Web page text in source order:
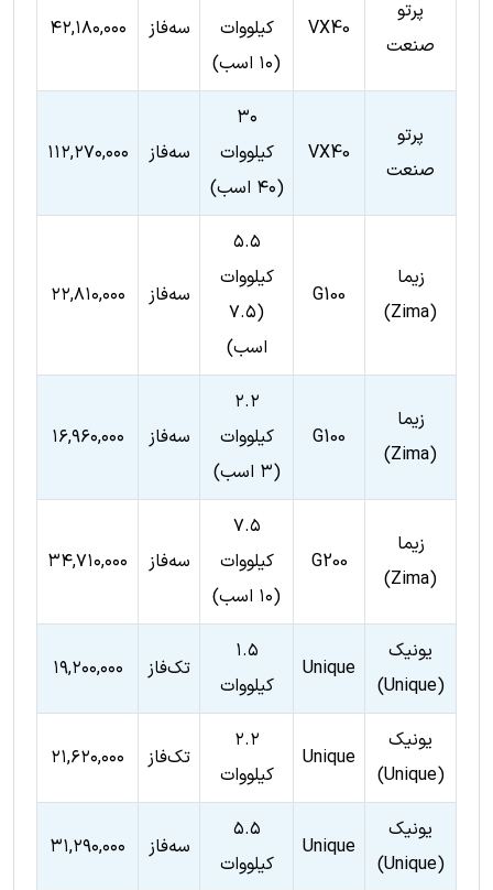
پرتو
صنعت
VX40
کیلووات
(۱۰ اسب)
سه‌فاز ۴۲,۱۸۰,۰۰۰
پرتو
صنعت
VX40
۳۰
کیلووات
(۴۰ اسب)
سه‌فاز ۱۱۲,۲۷۰,۰۰۰
زیما
(Zima)
G100
۵.۵
کیلووات
(۷.۵
اسب)
سه‌فاز ۲۲,۸۱۰,۰۰۰
زیما
(Zima)
G100
۲.۲
کیلووات
(۳ اسب)
سه‌فاز ۱۶,۹۶۰,۰۰۰
زیما
(Zima)
G200
۷.۵
کیلووات
(۱۰ اسب)
سه‌فاز ۳۴,۷۱۰,۰۰۰
یونیک
(Unique)
Unique
۱.۵
کیلووات
تک‌فاز ۱۹,۲۰۰,۰۰۰
یونیک
(Unique)
Unique
۲.۲
کیلووات
تک‌فاز ۲۱,۶۲۰,۰۰۰
یونیک
(Unique)
Unique
۵.۵
کیلووات
سه‌فاز ۳۱,۲۹۰,۰۰۰